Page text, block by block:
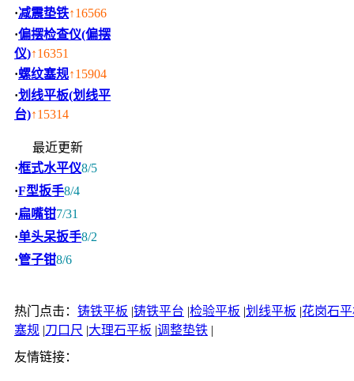
·减震垫铁↑16566
·偏摆检查仪(偏摆
仪)↑16351
·螺纹塞规↑15904
·划线平板(划线平
台)↑15314
最近更新
·框式水平仪8/5
·F型扳手8/4
·扁嘴钳7/31
·单头呆扳手8/2
·管子钳8/6
热门点击： 铸铁平板 |铸铁平台 |检验平板 |划线平板 |花岗石
塞规 |刀口尺 |大理石平板 |调整垫铁 |
友情链接：